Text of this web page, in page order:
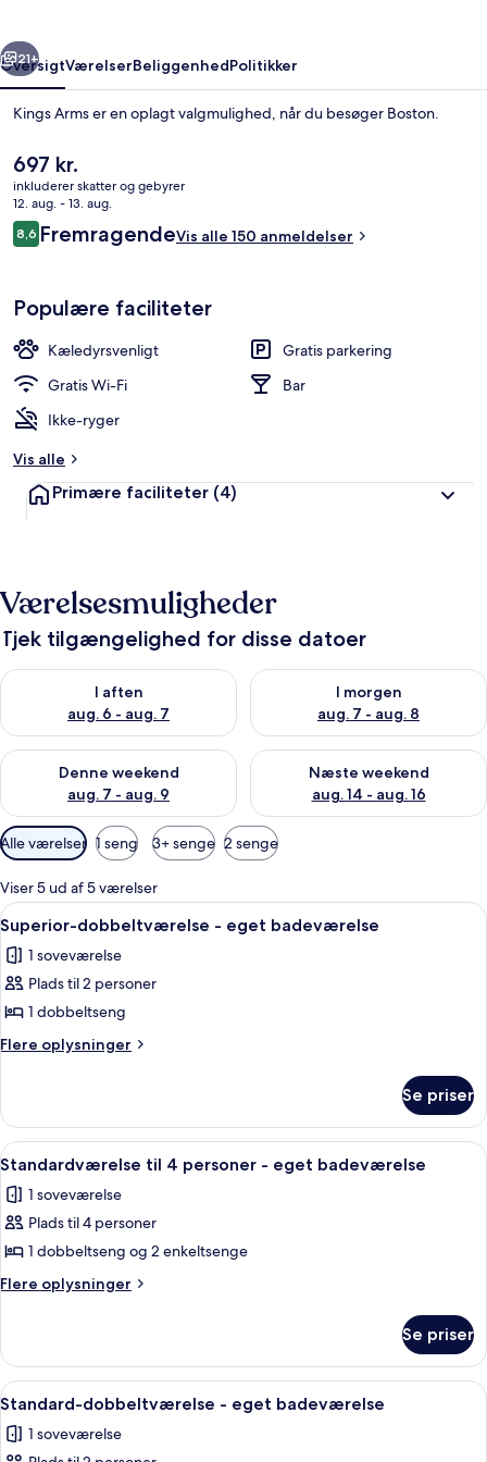
Næste
21+
OversigtVærelserBeliggenhedPolitikker
Kings Arms er en oplagt valgmulighed, når du besøger Boston.
Den
nuværende
pris
er
697 kr.
697 kr.
inkluderer skatter og gebyrer
12. aug. - 13. aug.
Anmeldelser
8,68,6 ud af 10.
FremragendeVis alle 150 anmeldelser
Populære faciliteter
Kæledyrsvenligt
Gratis parkering
Gratis Wi-Fi
Bar
Ikke-ryger
Vis alle
Primære faciliteter (4)
Værelsesmuligheder
Tjek tilgængelighed for disse datoer
I aften
aug. 6 - aug. 7
Tjek tilgængelighed for i aften aug. 6 - aug. 7
I morgen
aug. 7 - aug. 8
Tjek tilgængelighed for i
Denne weekend
aug. 7 - aug. 9
Tjek tilgængelighed for denne weekend aug. 7 - aug. 9
Næste weekend
aug. 14 - aug. 16
Tjek tilgængelighed for næste
Tilgængelige
filtre
for
værelser
Alle værelser 1 seng 3+ senge 2 senge
Viser 5 ud af 5 værelser
Indlæs
alle
billeder
af
Superior-
dobbeltværelse
badeværelse
En pænt redt seng med et rødt og
5
Superior-dobbeltværelse - eget badeværelse
1 soveværelse
Plads til 2 personer
1 dobbeltseng
Flere oplysninger
Flere
dobbeltværelse
eget
Se priser
Indlæs
alle
billeder
af
Standardværelse
til
-
eget
badeværelse
Et hotelværelse med to senge, et
2
Standardværelse til 4 personer - eget badeværelse
1 soveværelse
Plads til 4 personer
1 dobbeltseng og 2 enkeltsenge
Flere oplysninger
Flere
til
4
personer
eget
Se priser
Indlæs
alle
billeder
Et hotelværelse med en seng, to
2
Standard-dobbeltværelse - eget badeværelse
1 soveværelse